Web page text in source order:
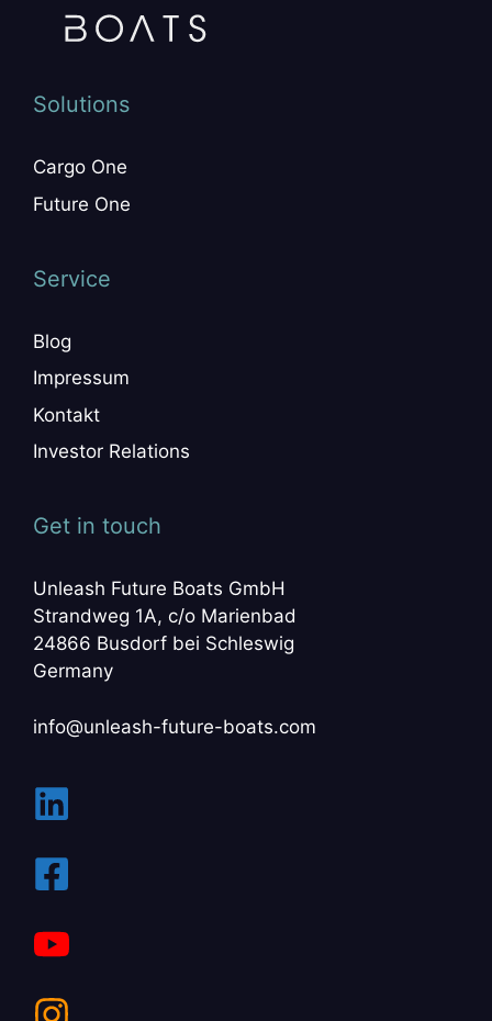
Solutions
Cargo One
Future One
Service
Blog
Impressum
Kontakt
Investor Relations
Get in touch
Unleash Future Boats GmbH
Strandweg 1A, c/o Marienbad
24866 Busdorf bei Schleswig
Germany
info@unleash-future-boats.com